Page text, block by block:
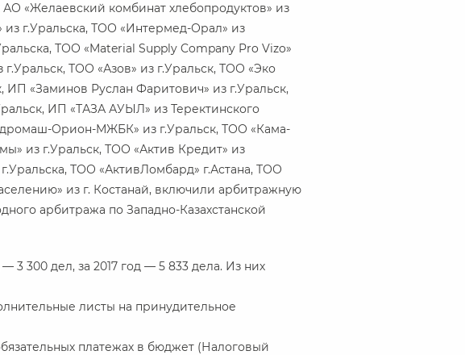
АО «Желаевский комбинат хлебопродуктов» из
из г.Уральска, ТОО «Интермед-Орал» из
ТОО «Material Supply Company Pro Vizo»
ТОО «Азов» из г.Уральск, ТОО «Эко
«Заминов Руслан Фаритович» из г.Уральск,
ИП «ТАЗА АУЫЛ» из Теректинского
Орион-МЖБК» из г.Уральск, ТОО «Кама-
из г.Уральск, ТОО «Актив Кредит» из
ТОО «АктивЛомбард» г.Астана, ТОО
из г. Костанай, включили арбитражную
арбитража по Западно-Казахстанской
3 300 дел, за 2017 год — 5 833 дела. Из них
листы на принудительное
платежах в бюджет (Налоговый